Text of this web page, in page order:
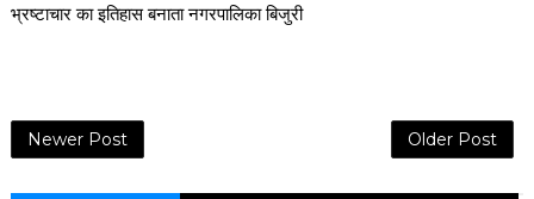
भ्रष्टाचार का इतिहास बनाता नगरपालिका बिजुरी
Newer Post Older Post